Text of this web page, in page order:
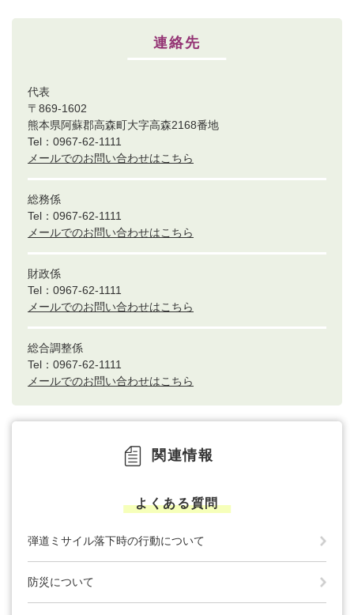
連絡先
代表
〒869-1602
熊本県阿蘇郡高森町大字高森2168番地
Tel：0967-62-1111
メールでのお問い合わせはこちら
総務係
Tel：0967-62-1111
メールでのお問い合わせはこちら
財政係
Tel：0967-62-1111
メールでのお問い合わせはこちら
総合調整係
Tel：0967-62-1111
メールでのお問い合わせはこちら
関連情報
よくある質問
弾道ミサイル落下時の行動について
防災について